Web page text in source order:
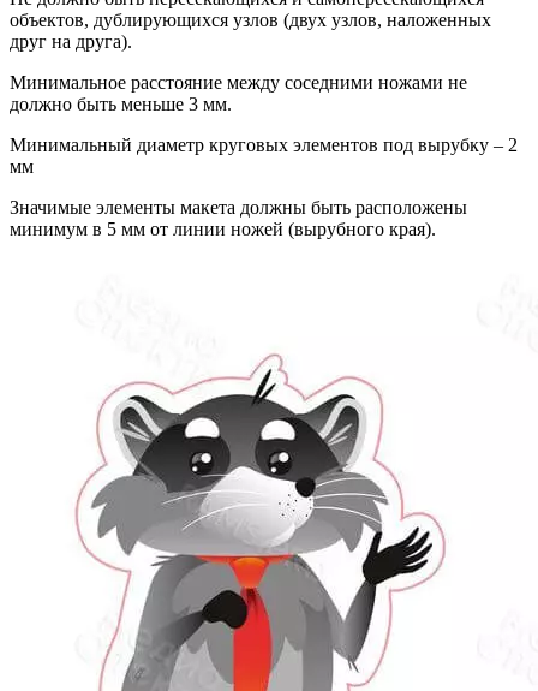
объектов, дублирующихся узлов (двух узлов, наложенных
друг на друга).
Минимальное расстояние между соседними ножами не
должно быть меньше 3 мм.
Минимальный диаметр круговых элементов под вырубку – 2
мм
Значимые элементы макета должны быть расположены
минимум в 5 мм от линии ножей (вырубного края).